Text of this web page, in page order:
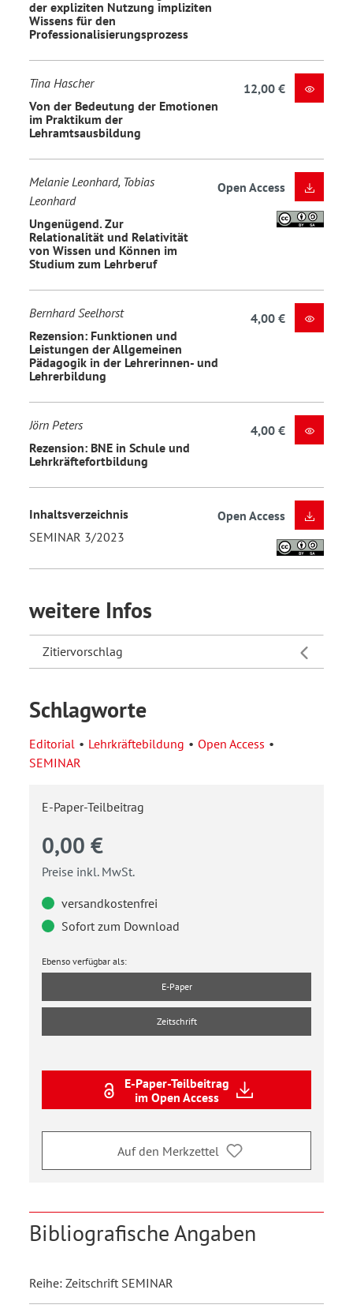
der expliziten Nutzung impliziten
Wissens für den
Professionalisierungsprozess
Tina Hascher
Von der Bedeutung der Emotionen
im Praktikum der
Lehramtsausbildung
12,00 €
Melanie Leonhard, Tobias
Leonhard
Ungenügend. Zur
Relationalität und Relativität
von Wissen und Können im
Studium zum Lehrberuf
Open Access
Bernhard Seelhorst
Rezension: Funktionen und
Leistungen der Allgemeinen
Pädagogik in der Lehrerinnen- und
Lehrerbildung
4,00 €
Jörn Peters
Rezension: BNE in Schule und
Lehrkräftefortbildung
4,00 €
Inhaltsverzeichnis
SEMINAR 3/2023
Open Access
weitere Infos
Zitiervorschlag
Schlagworte
Editorial Lehrkräftebildung
Open Access
SEMINAR
E-Paper-Teilbeitrag
0,00 €
Preise inkl. MwSt.
versandkostenfrei
Sofort zum Download
Ebenso verfügbar als:
E-Paper
Zeitschrift
E-Paper-Teilbeitrag
im Open Access
Auf den Merkzettel
Bibliografische Angaben
Reihe: Zeitschrift SEMINAR